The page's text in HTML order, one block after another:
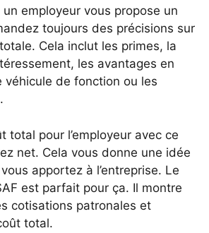
employeur vous propose un
toujours des précisions sur
Cela inclut les primes, la
les avantages en
véhicule de fonction ou les
total pour l’employeur avec ce
net. Cela vous donne une idée
apportez à l’entreprise. Le
est parfait pour ça. Il montre
cotisations patronales et
total.